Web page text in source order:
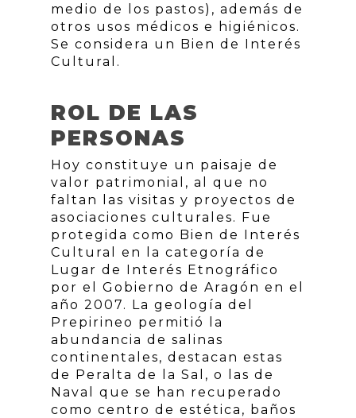
medio de los pastos), además de
otros usos médicos e higiénicos.
Se considera un Bien de Interés
Cultural.
ROL DE LAS
PERSONAS
Hoy constituye un paisaje de
valor patrimonial, al que no
faltan las visitas y proyectos de
asociaciones culturales. Fue
protegida como Bien de Interés
Cultural en la categoría de
Lugar de Interés Etnográfico
por el Gobierno de Aragón en el
año 2007. La geología del
Prepirineo permitió la
abundancia de salinas
continentales, destacan estas
de Peralta de la Sal, o las de
Naval que se han recuperado
como centro de estética, baños